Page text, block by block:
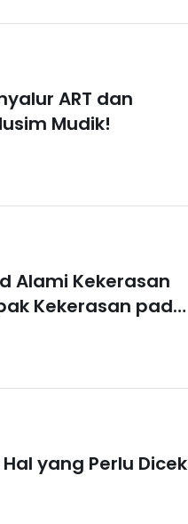
ART dan
Mudik!
Alami Kekerasan
Kekerasan pada
yang Perlu Dicek